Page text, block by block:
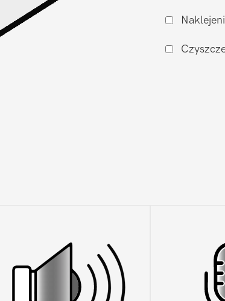
Xiaomi